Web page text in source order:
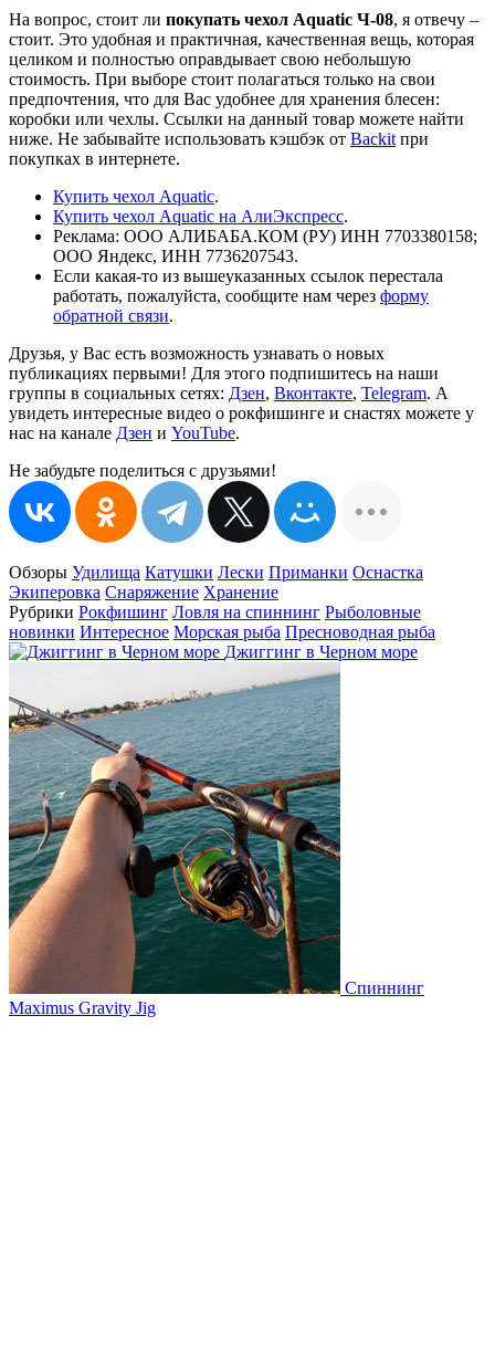
На вопрос, стоит ли покупать чехол Aquatic Ч-08, я отвечу –
стоит. Это удобная и практичная, качественная вещь, которая
целиком и полностью оправдывает свою небольшую
стоимость. При выборе стоит полагаться только на свои
предпочтения, что для Вас удобнее для хранения блесен:
коробки или чехлы. Ссылки на данный товар можете найти
ниже. Не забывайте использовать кэшбэк от Backit при
покупках в интернете.
Купить чехол Aquatic.
Купить чехол Aquatic на АлиЭкспресс.
Реклама: ООО АЛИБАБА.КОМ (РУ) ИНН 7703380158;
ООО Яндекс, ИНН 7736207543.
Если какая-то из вышеуказанных ссылок перестала
работать, пожалуйста, сообщите нам через форму
обратной связи.
Друзья, у Вас есть возможность узнавать о новых
публикациях первыми! Для этого подпишитесь на наши
группы в социальных сетях: Дзен, Вконтакте, Telegram. А
увидеть интересные видео о рокфишинге и снастях можете у
нас на канале Дзен и YouTube.
Не забудьте поделиться с друзьями!
Обзоры Удилища Катушки Лески Приманки Оснастка
Экиперовка Снаряжение Хранение
Рубрики Рокфишинг Ловля на спиннинг Рыболовные
новинки Интересное Морская рыба Пресноводная рыба
Джиггинг в Черном море
Спиннинг
Maximus Gravity Jig